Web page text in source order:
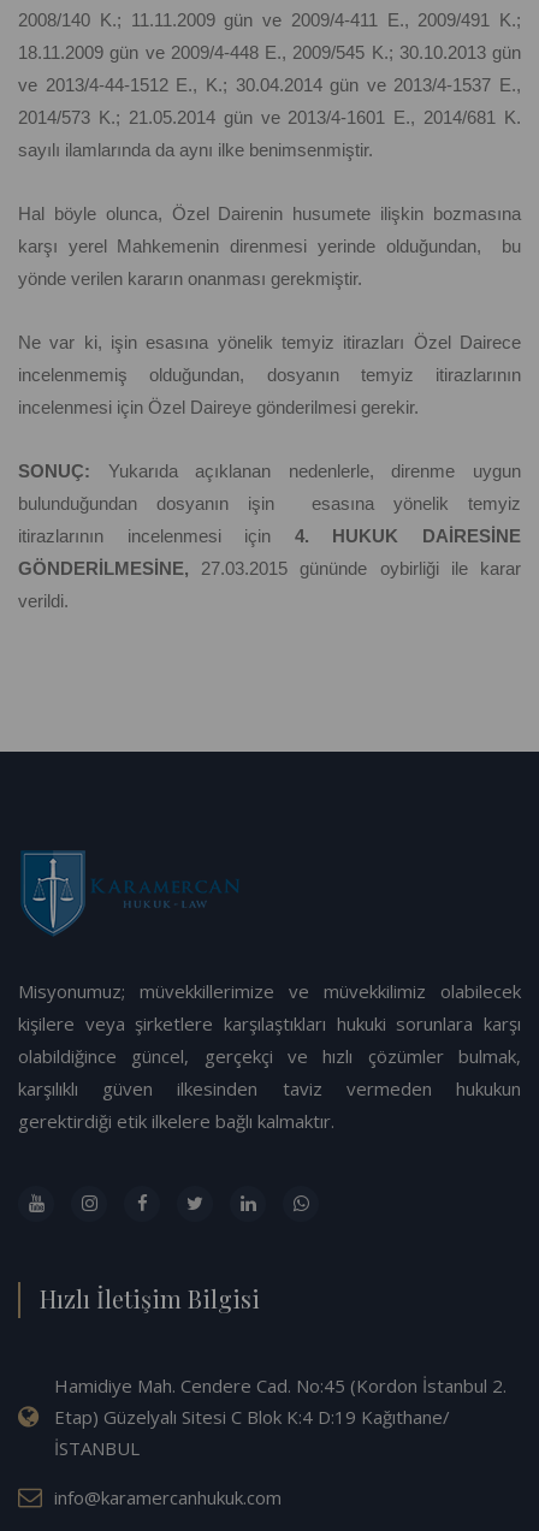
2008/140 K.; 11.11.2009 gün ve 2009/4-411 E., 2009/491 K.;
18.11.2009 gün ve 2009/4-448 E., 2009/545 K.; 30.10.2013 gün
ve 2013/4-44-1512 E., K.; 30.04.2014 gün ve 2013/4-1537 E.,
2014/573 K.; 21.05.2014 gün ve 2013/4-1601 E., 2014/681 K.
sayılı ilamlarında da aynı ilke benimsenmiştir.
Hal böyle olunca, Özel Dairenin husumete ilişkin bozmasına
karşı yerel Mahkemenin direnmesi yerinde olduğundan, bu
yönde verilen kararın onanması gerekmiştir.
Ne var ki, işin esasına yönelik temyiz itirazları Özel Dairece
incelenmemiş olduğundan, dosyanın temyiz itirazlarının
incelenmesi için Özel Daireye gönderilmesi gerekir.
SONUÇ: Yukarıda açıklanan nedenlerle, direnme uygun
bulunduğundan dosyanın işin esasına yönelik temyiz
itirazlarının incelenmesi için 4. HUKUK DAİRESİNE
GÖNDERİLMESİNE, 27.03.2015 gününde oybirliği ile karar
verildi.
Misyonumuz; müvekkillerimize ve müvekkilimiz olabilecek
kişilere veya şirketlere karşılaştıkları hukuki sorunlara karşı
olabildiğince güncel, gerçekçi ve hızlı çözümler bulmak,
karşılıklı güven ilkesinden taviz vermeden hukukun
gerektirdiği etik ilkelere bağlı kalmaktır.
Hızlı İletişim Bilgisi
Hamidiye Mah. Cendere Cad. No:45 (Kordon İstanbul 2.
Etap) Güzelyalı Sitesi C Blok K:4 D:19 Kağıthane/
İSTANBUL
info@karamercanhukuk.com